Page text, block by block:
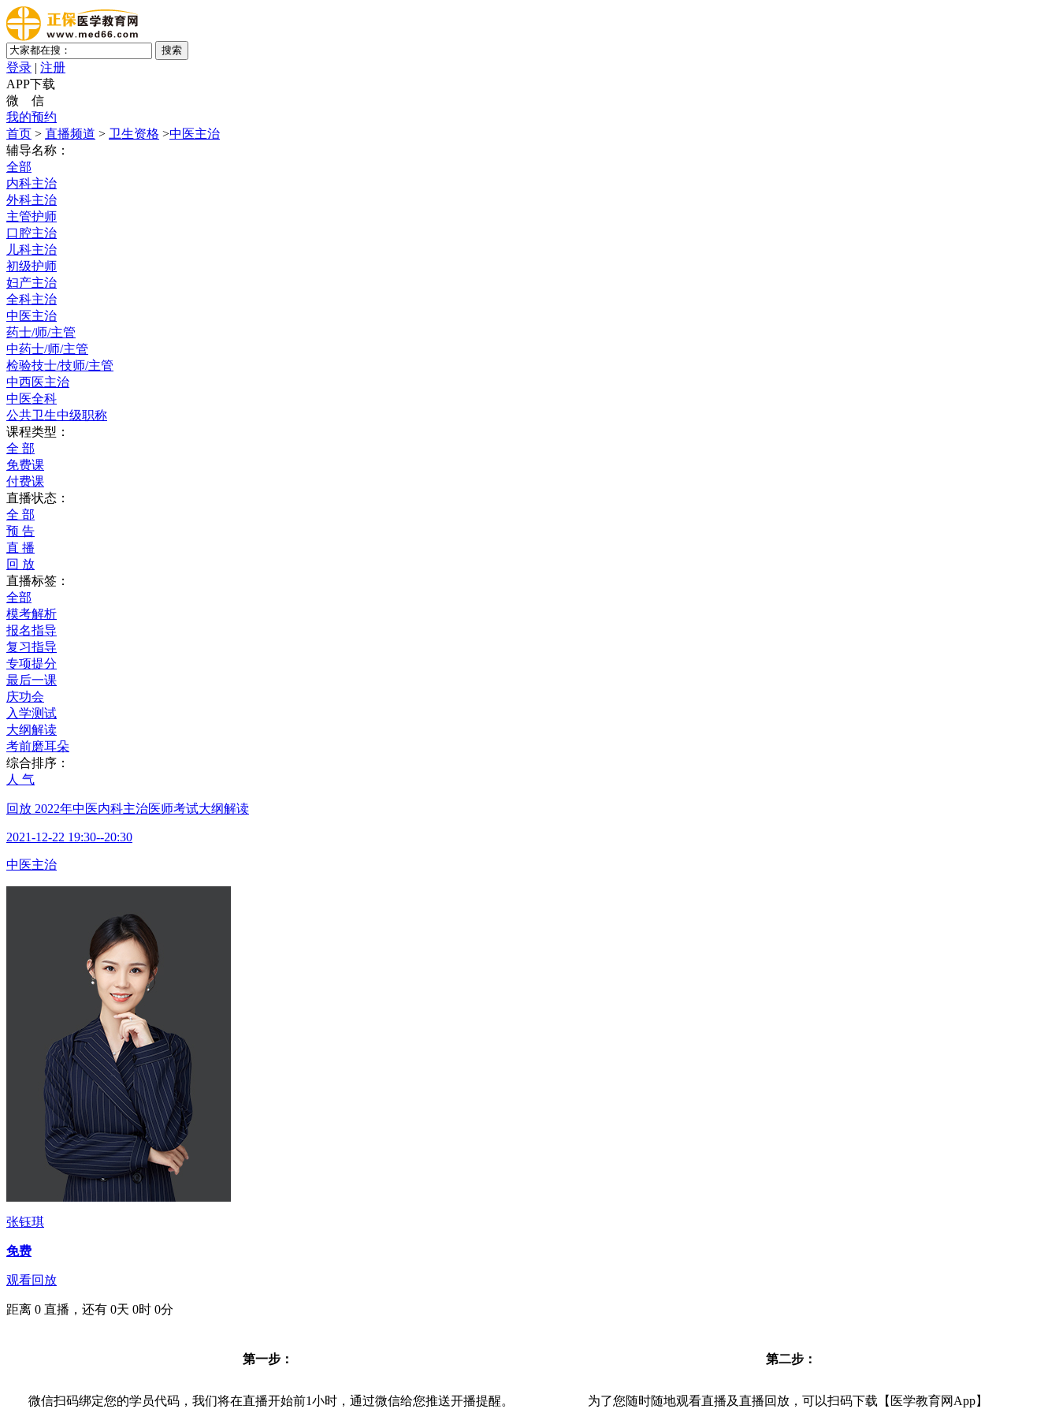
登录 | 注册
APP下载
微 信
我的预约
首页 > 直播频道 > 卫生资格 >中医主治
辅导名称：
全部
内科主治
外科主治
主管护师
口腔主治
儿科主治
初级护师
妇产主治
全科主治
中医主治
药士/师/主管
中药士/师/主管
检验技士/技师/主管
中西医主治
中医全科
公共卫生中级职称
课程类型：
全 部
免费课
付费课
直播状态：
全 部
预 告
直 播
回 放
直播标签：
全部
模考解析
报名指导
复习指导
专项提分
最后一课
庆功会
入学测试
大纲解读
考前磨耳朵
综合排序：
人 气
回放 2022年中医内科主治医师考试大纲解读
2021-12-22 19:30--20:30
中医主治
张钰琪
免费
观看回放
距离 0 直播，还有 0天 0时 0分
第一步：
微信扫码绑定您的学员代码，我们将在直播开始前1小时，通过微信给您推送开播提醒。
第二步：
为了您随时随地观看直播及直播回放，可以扫码下载【医学教育网App】